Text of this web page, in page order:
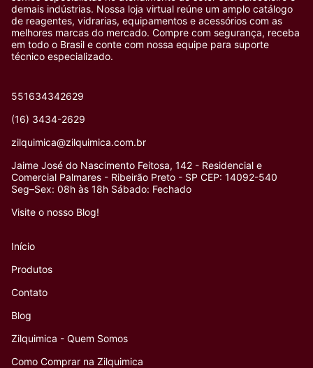
demais indústrias. Nossa loja virtual reúne um amplo catálogo
de reagentes, vidrarias, equipamentos e acessórios com as
melhores marcas do mercado. Compre com segurança, receba
em todo o Brasil e conte com nossa equipe para suporte
técnico especializado.
551634342629
(16) 3434-2629
zilquimica@zilquimica.com.br
Jaime José do Nascimento Feitosa, 142 - Residencial e
Comercial Palmares - Ribeirão Preto - SP CEP: 14092-540
Seg–Sex: 08h às 18h Sábado: Fechado
Visite o nosso Blog!
Início
Produtos
Contato
Blog
Zilquimica - Quem Somos
Como Comprar na Zilquimica